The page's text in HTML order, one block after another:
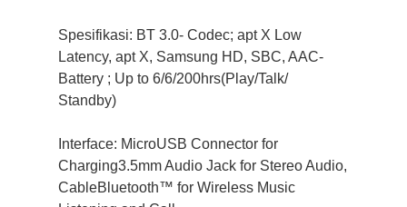
Spesifikasi: BT 3.0- Codec; apt X Low
Latency, apt X, Samsung HD, SBC, AAC-
Battery ; Up to 6/6/200hrs(Play/Talk/
Standby)
Interface: MicroUSB Connector for
Charging3.5mm Audio Jack for Stereo Audio,
CableBluetooth™ for Wireless Music